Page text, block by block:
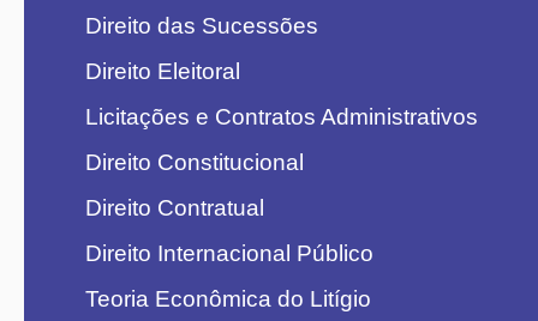
Direito das Sucessões
Direito Eleitoral
Licitações e Contratos Administrativos
Direito Constitucional
Direito Contratual
Direito Internacional Público
Teoria Econômica do Litígio